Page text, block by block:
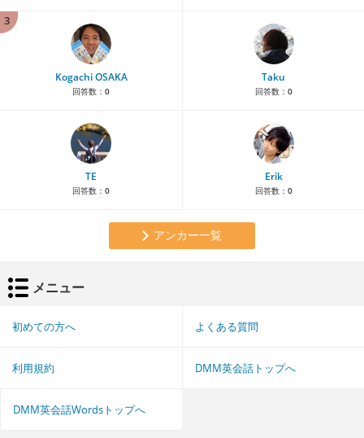
3
Kogachi OSAKA
回答数： 0
Taku
回答数： 0
TE
回答数： 0
Erik
回答数： 0
アンカー一覧
メニュー
初めての方へ よくある質問
利用規約 DMM英会話トップへ
DMM英会話Wordsトップへ